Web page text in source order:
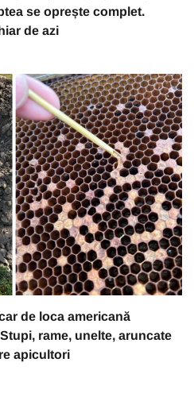
se oprește complet.
de azi
de loca americană
rame, unelte, aruncate
apicultori